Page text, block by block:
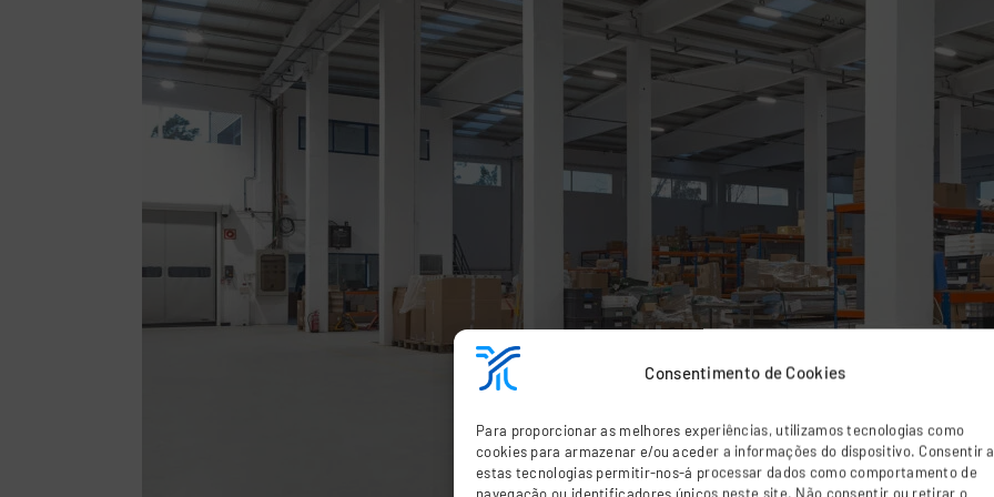
Consentimento de Cookies
Para proporcionar as melhores experiências, utilizamos tecnologias como
cookies para armazenar e/ou aceder a informações do dispositivo. Consentir a
estas tecnologias permitir-nos-á processar dados como comportamento de
navegação ou identificadores únicos neste site. Não consentir ou retirar o